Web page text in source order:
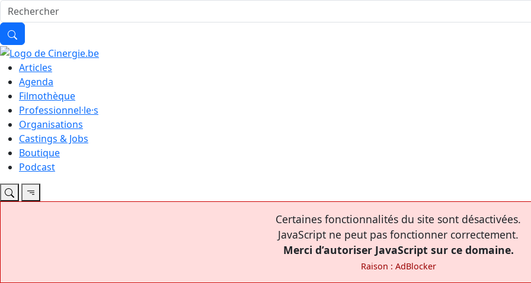
Articles
Agenda
Filmothèque
Professionnel·le·s
Organisations
Castings & Jobs
Boutique
Podcast
Certaines fonctionnalités du site sont désactivées.
JavaScript ne peut pas fonctionner correctement.
Merci d’autoriser JavaScript sur ce domaine.
Raison : AdBlocker